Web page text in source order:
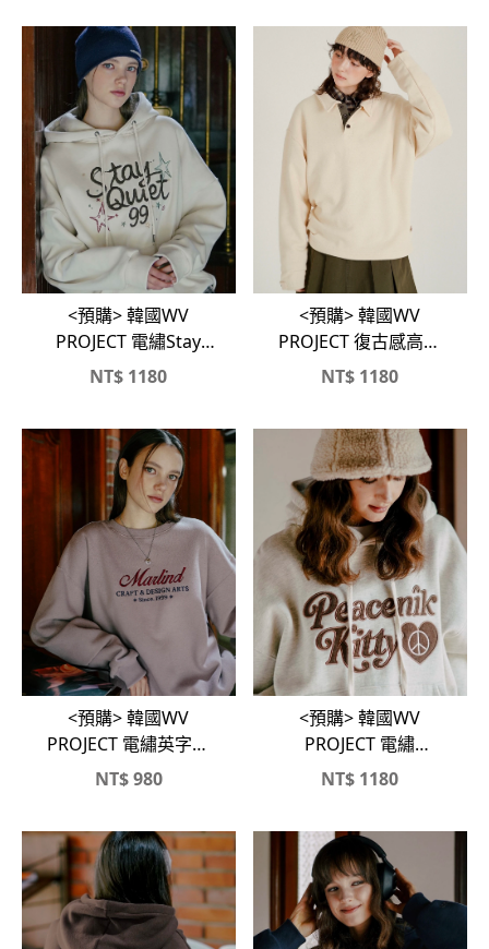
<預購> 韓國WV
PROJECT 電繡Stay
Quiet 99 高磅刷毛帽T
NT$ 1180
<預購> 韓國WV
PROJECT 復古感高磅
素色翻領無縮口大學T
NT$ 1180
<預購> 韓國WV
PROJECT 電繡英字母
MARLIND高磅刷毛大
NT$980
<預購> 韓國WV
PROJECT 電繡
Peacenik Kitty高磅刷
NT$ 1180